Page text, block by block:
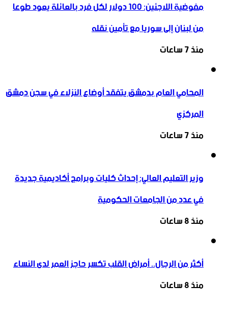
مفوضية اللاجئين: 100 دولار لكل فرد بالعائلة يعود طوعا
من لبنان إلى سوريا مع تأمين نقله
منذ 7 ساعات
المحامي العام بدمشق يتفقد أوضاع النزلاء في سجن دمشق
المركزي
منذ 7 ساعات
وزير التعليم العالي: إحداث كليات وبرامج أكاديمية جديدة
في عدد من الجامعات الحكومية
منذ 8 ساعات
أكثر من الرجال.. أمراض القلب تكسر حاجز العمر لدى النساء
منذ 8 ساعات